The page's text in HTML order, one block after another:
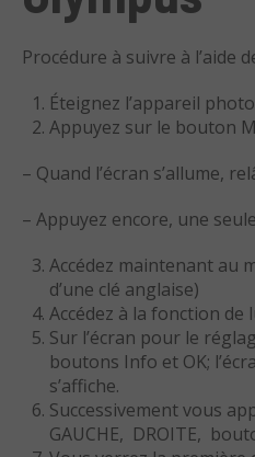
Procédure à suivre à l’aide
Éteignez l’appareil photo
Appuyez sur le bouton
– Quand l’écran s’allume,
– Appuyez encore, une
Accédez maintenant au
d’une clé anglaise)
Accédez à la fonction de
Sur l’écran pour le
boutons Info et OK;
s’affiche.
Successivement vous
GAUCHE, DROITE,